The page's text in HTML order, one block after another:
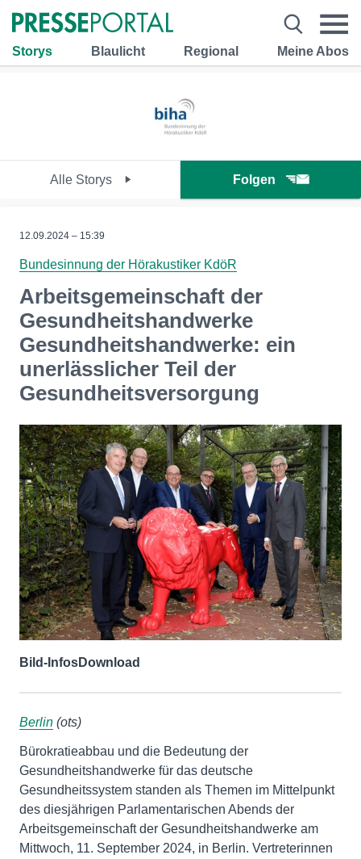
Storys Blaulicht Regional Meine Abos
Alle Storys Folgen
12.09.2024 – 15:39
Bundesinnung der Hörakustiker KdöR
Arbeitsgemeinschaft der
Gesundheitshandwerke
Gesundheitshandwerke: ein
unerlässlicher Teil der
Gesundheitsversorgung
Bild-InfosDownload
Berlin (ots)
Bürokratieabbau und die Bedeutung der
Gesundheitshandwerke für das deutsche
Gesundheitssystem standen als Themen im Mittelpunkt
des diesjährigen Parlamentarischen Abends der
Arbeitsgemeinschaft der Gesundheitshandwerke am
Mittwoch, 11. September 2024, in Berlin. Vertreterinnen